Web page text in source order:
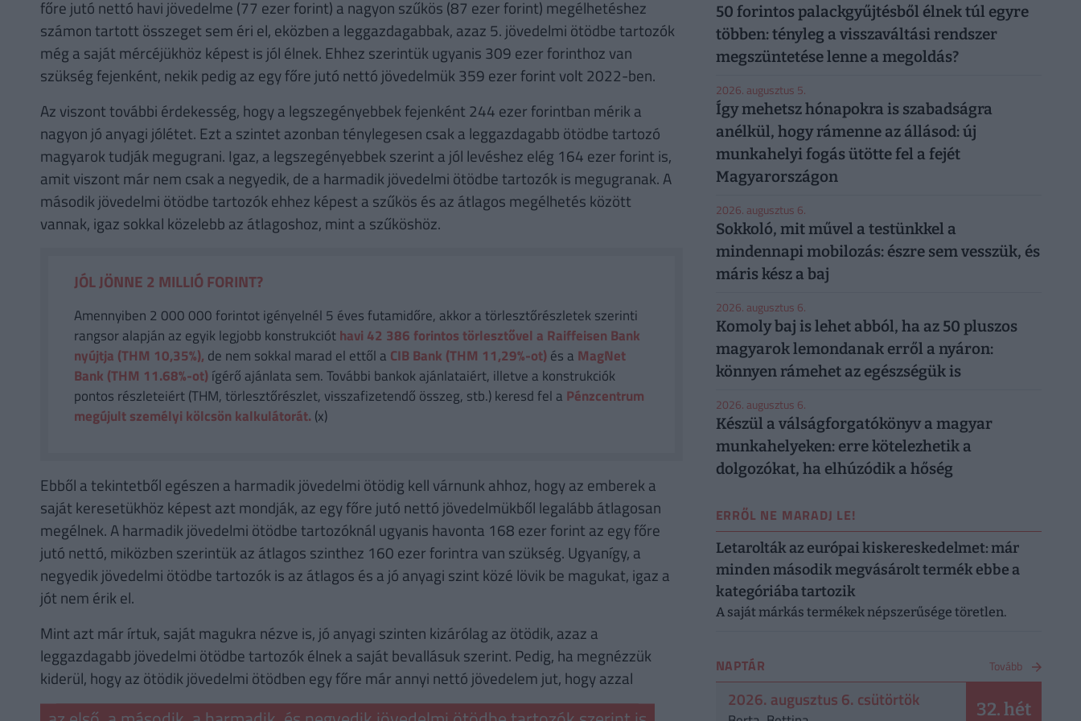
főre jutó nettó havi jövedelme (77 ezer forint) a nagyon szűkös (87 ezer forint) megélhetéshez
számon tartott összeget sem éri el, eközben a leggazdagabbak, azaz 5. jövedelmi ötödbe tartozók
még a saját mércéjükhöz képest is jól élnek. Ehhez szerintük ugyanis 309 ezer forinthoz van
szükség fejenként, nekik pedig az egy főre jutó nettó jövedelmük 359 ezer forint volt 2022-ben.
Az viszont további érdekesség, hogy a legszegényebbek fejenként 244 ezer forintban mérik a
nagyon jó anyagi jólétet. Ezt a szintet azonban ténylegesen csak a leggazdagabb ötödbe tartozó
magyarok tudják megugrani. Igaz, a legszegényebbek szerint a jól levéshez elég 164 ezer forint is,
amit viszont már nem csak a negyedik, de a harmadik jövedelmi ötödbe tartozók is megugranak. A
második jövedelmi ötödbe tartozók ehhez képest a szűkös és az átlagos megélhetés között
vannak, igaz sokkal közelebb az átlagoshoz, mint a szűköshöz.
JÓL JÖNNE 2 MILLIÓ FORINT?
Amennyiben 2 000 000 forintot igényelnél 5 éves futamidőre, akkor a törlesztőrészletek szerinti
rangsor alapján az egyik legjobb konstrukcióthavi 42 386 forintos törlesztővel a Raiffeisen Bank
nyújtja (THM 10,35%), de nem sokkal marad el ettől a CIB Bank (THM 11,29%-ot)és a MagNet
Bank (THM 11.68%-ot)ígérő ajánlata sem. További bankok ajánlataiért, illetve a konstrukciók
pontos részleteiért (THM, törlesztőrészlet, visszafizetendő összeg, stb.) keresd fel a Pénzcentrum
megújult személyi kölcsön kalkulátorát. (x)
Ebből a tekintetből egészen a harmadik jövedelmi ötödig kell várnunk ahhoz, hogy az emberek a
saját keresetükhöz képest azt mondják, az egy főre jutó nettó jövedelmükből legalább átlagosan
megélnek. A harmadik jövedelmi ötödbe tartozóknál ugyanis havonta 168 ezer forint az egy főre
jutó nettó, miközben szerintük az átlagos szinthez 160 ezer forintra van szükség. Ugyanígy, a
negyedik jövedelmi ötödbe tartozók is az átlagos és a jó anyagi szint közé lövik be magukat, igaz a
jót nem érik el.
Mint azt már írtuk, saját magukra nézve is, jó anyagi szinten kizárólag az ötödik, azaz a
leggazdagabb jövedelmi ötödbe tartozók élnek a saját bevallásuk szerint. Pedig, ha megnézzük
kiderül, hogy az ötödik jövedelmi ötödben egy főre már annyi nettó jövedelem jut, hogy azzal
50 forintos palackgyűjtésből élnek túl egyre
többen: tényleg a visszaváltási rendszer
megszüntetése lenne a megoldás?
2026. augusztus 5.
Így mehetsz hónapokra is szabadságra
anélkül, hogy rámenne az állásod: új
munkahelyi fogás ütötte fel a fejét
Magyarországon
2026. augusztus 6.
Sokkoló, mit művel a testünkkel a
mindennapi mobilozás: észre sem vesszük, és
máris kész a baj
2026. augusztus 6.
Komoly baj is lehet abból, ha az 50 pluszos
magyarok lemondanak erről a nyáron:
könnyen rámehet az egészségük is
2026. augusztus 6.
Készül a válságforgatókönyv a magyar
munkahelyeken: erre kötelezhetik a
dolgozókat, ha elhúzódik a hőség
ERRŐL NE MARADJ LE!
Letarolták az európai kiskereskedelmet: már
minden második megvásárolt termék ebbe a
kategóriába tartozik
A saját márkás termékek népszerűsége töretlen.
NAPTÁR Tovább
2026. augusztus 6. csütörtök 32. hét